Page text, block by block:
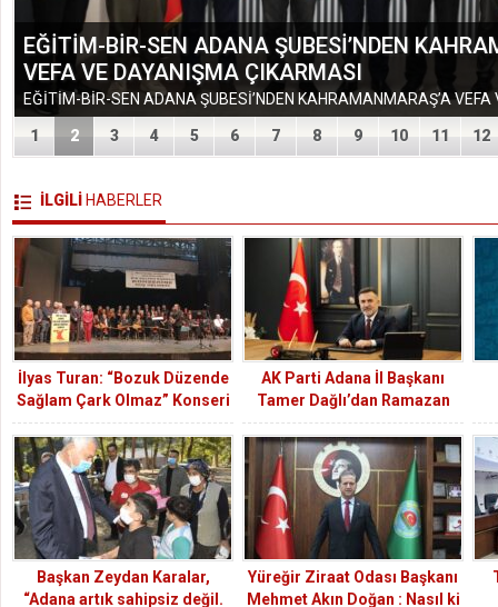
EĞİTİM-BİR-SEN ADANA ŞUBESİ’NDEN
VEFA VE DAYANIŞMA ÇIKARMASI
1 2 3 4 5 6 7 8 9 10 11 12
İLGİLİ HABERLER
İlyas Turan: “Bozuk Düzende
Sağlam Çark Olmaz” Konseri
Büyük Coşkuyla Gerçekleşti
AK Parti Adana İl Başkanı
Tamer Dağlı’dan Ramazan
Bayramı Mesajı
Başkan Zeydan Karalar,
“Adana artık sahipsiz değil.
Yüreğir Ziraat Odası Başkanı
Mehmet Akın Doğan : Nasıl ki